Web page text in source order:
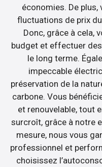
économies. De plus,
fluctuations de prix
Donc, grâce à cela,
budget et effectuer
le long terme.
impeccable
préservation de la
carbone. Vous
et renouvelable, tout
surcroît, grâce à notre
mesure, nous vous
professionnel et
choisissez